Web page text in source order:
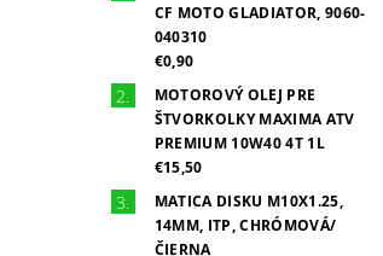
CF MOTO GLADIATOR, 9060-
040310
€0,90
MOTOROVÝ OLEJ PRE
ŠTVORKOLKY MAXIMA ATV
PREMIUM 10W40 4T 1L
€15,50
MATICA DISKU M10X1.25,
14MM, ITP, CHRÓMOVÁ/
ČIERNA